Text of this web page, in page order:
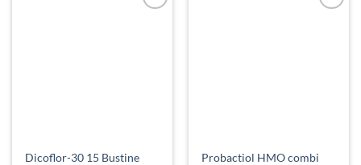
Dicoflor-30 15 Bustine Probactiol HMO combi